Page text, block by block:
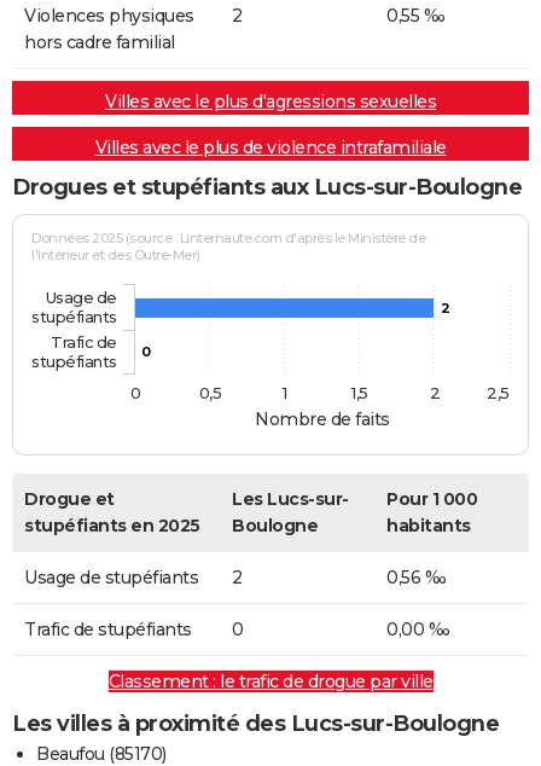
Violences physiques
hors cadre familial
2 0,55 ‰
Villes avec le plus d'agressions sexuelles
Villes avec le plus de violence intrafamiliale
Drogues et stupéfiants aux Lucs-sur-Boulogne
Nombre de faits
Données 2025 (source : Linternaute.com d'après le Ministère de
l'Intérieur et des Outre-Mer)
2
0
Usage de
stupéfiants
Trafic de
stupéfiants
0
0,5 1 1,5 2 2,5
Drogue et
stupéfiants en 2025
Les Lucs-sur-
Boulogne
Pour 1 000
habitants
Usage de stupéfiants 2 0,56 ‰
Trafic de stupéfiants 0 0,00 ‰
Classement : le trafic de drogue par ville
Les villes à proximité des Lucs-sur-Boulogne
Beaufou (85170)